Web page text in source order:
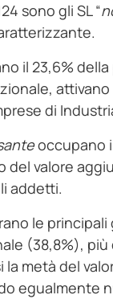
sono gli SL “
il 23,6%
di
occupano
del valore
addetti.
le
(38,8%),
metà del
egualmente